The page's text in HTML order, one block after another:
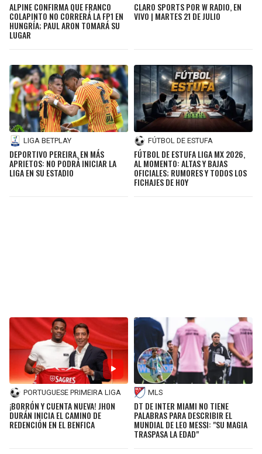
ALPINE CONFIRMA QUE FRANCO
COLAPINTO NO CORRERÁ LA FP1 EN
HUNGRÍA; PAUL ARON TOMARÁ SU
LUGAR
CLARO SPORTS POR W RADIO, EN
VIVO | MARTES 21 DE JULIO
LIGA BETPLAY
DEPORTIVO PEREIRA, EN MÁS
APRIETOS: NO PODRÁ INICIAR LA
LIGA EN SU ESTADIO
FÚTBOL DE ESTUFA
FÚTBOL DE ESTUFA LIGA MX 2026,
AL MOMENTO: ALTAS Y BAJAS
OFICIALES; RUMORES Y TODOS LOS
FICHAJES DE HOY
PORTUGUESE PRIMEIRA LIGA
¡BORRÓN Y CUENTA NUEVA! JHON
DURÁN INICIA EL CAMINO DE
REDENCIÓN EN EL BENFICA
MLS
DT DE INTER MIAMI NO TIENE
PALABRAS PARA DESCRIBIR EL
MUNDIAL DE LEO MESSI: "SU MAGIA
TRASPASA LA EDAD"